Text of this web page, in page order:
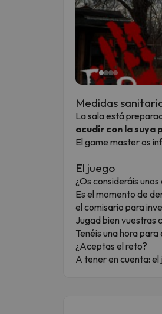
Medidas
La sala está
acudir con la suya
El game master os
El juego
¿Os consideráis
Es el momento de
el comisario para
Jugad bien vuestras
Tenéis una hora
¿Aceptas el reto?
A tener en cuenta: